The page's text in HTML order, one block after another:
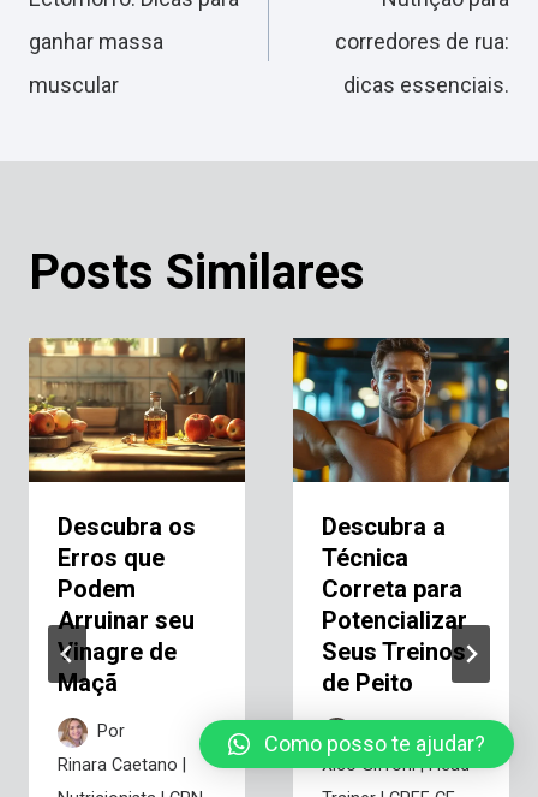
de
Post
ganhar massa
muscular
corredores de rua:
dicas essenciais.
Posts Similares
Descubra os
Erros que
Podem
Arruinar seu
Vinagre de
Maçã
Por
Rinara Caetano |
Descubra a
Técnica
Correta para
Potencializar
Seus Treinos
de Peito
Xico Giffoni | Head
Como posso te ajudar?